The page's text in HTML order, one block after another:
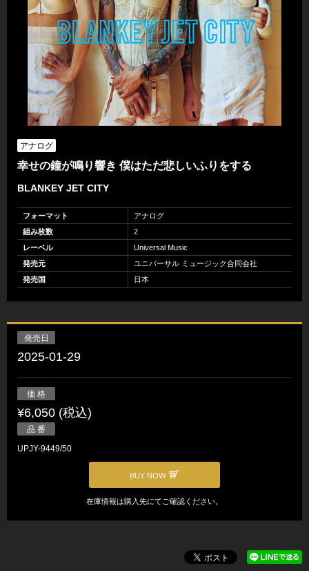
アナログ
幸せの鐘が鳴り響き 僕はただ悲しいふりをする
BLANKEY JET CITY
フォーマット
アナログ
組み枚数
2
レーベル
Universal Music
発売元
ユニバーサル ミュージック合同会社
発売国
日本
発売日
2025-01-29
価 格
¥6,050 (税込)
品 番
UPJY-9449/50
BUY NOW
在庫情報は購入先にてご確認ください。